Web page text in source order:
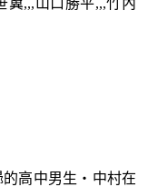
翼,,,山口勝平,,,竹內
的高中男生‧中村在